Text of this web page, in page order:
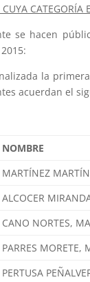
CATEGORÍA
se hacen
la
acuerdan el
NOMBRE
MARTÍNEZ
ALCOCER
CANO NORTES,
PARRES MORETE,
PERTUSA